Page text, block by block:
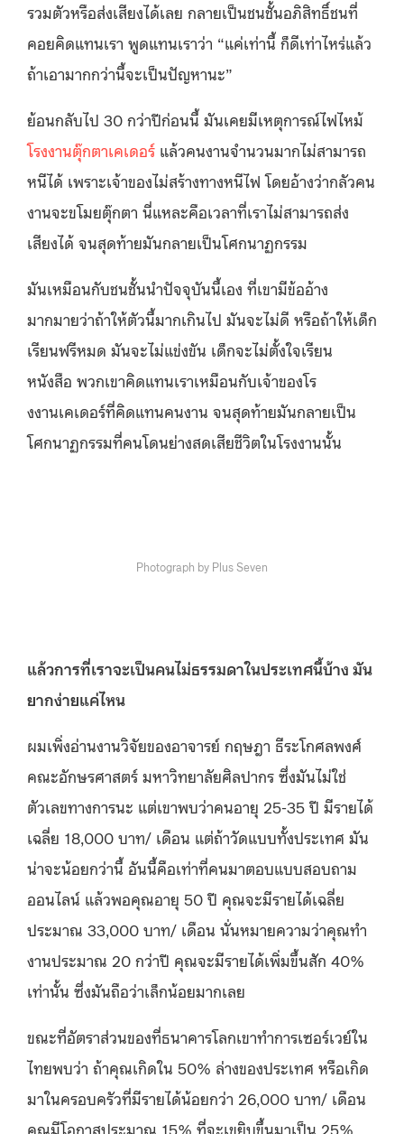
รวมตัวหรือส่งเสียงได้เลย กลายเป็นชนชั้นอภิสิทธิ์ชนที่
คอยคิดแทนเรา พูดแทนเราว่า “แค่เท่านี้ ก็ดีเท่าไหร่แล้ว
ถ้าเอามากกว่านี้จะเป็นปัญหานะ”
ย้อนกลับไป 30 กว่าปีก่อนนี้ มันเคยมีเหตุการณ์ไฟไหม้
โรงงานตุ๊กตาเคเดอร์ แล้วคนงานจำนวนมากไม่สามารถ
หนีได้ เพราะเจ้าของไม่สร้างทางหนีไฟ โดยอ้างว่ากลัวคน
งานจะขโมยตุ๊กตา นี่แหละคือเวลาที่เราไม่สามารถส่ง
เสียงได้ จนสุดท้ายมันกลายเป็นโศกนาฏกรรม
มันเหมือนกับชนชั้นนําปัจจุบันนี้เอง ที่เขามีข้ออ้าง
มากมายว่าถ้าให้ตัวนี้มากเกินไป มันจะไม่ดี หรือถ้าให้เด็ก
เรียนฟรีหมด มันจะไม่แข่งขัน เด็กจะไม่ตั้งใจเรียน
หนังสือ พวกเขาคิดแทนเราเหมือนกับเจ้าของโร
งงานเคเดอร์ที่คิดแทนคนงาน จนสุดท้ายมันกลายเป็น
โศกนาฏกรรมที่คนโดนย่างสดเสียชีวิตในโรงงานนั้น
Photograph by Plus Seven
แล้วการที่เราจะเป็นคนไม่ธรรมดาในประเทศนี้บ้าง มัน
ยากง่ายแค่ไหน
ผมเพิ่งอ่านงานวิจัยของอาจารย์ กฤษฎา ธีระโกศลพงศ์
คณะอักษรศาสตร์ มหาวิทยาลัยศิลปากร ซึ่งมันไม่ใช่
ตัวเลขทางการนะ แต่เขาพบว่าคนอายุ 25-35 ปี มีรายได้
เฉลี่ย 18,000 บาท/ เดือน แต่ถ้าวัดแบบทั้งประเทศ มัน
น่าจะน้อยกว่านี้ อันนี้คือเท่าที่คนมาตอบแบบสอบถาม
ออนไลน์ แล้วพอคุณอายุ 50 ปี คุณจะมีรายได้เฉลี่ย
ประมาณ 33,000 บาท/ เดือน นั่นหมายความว่าคุณทํา
งานประมาณ 20 กว่าปี คุณจะมีรายได้เพิ่มขึ้นสัก 40%
เท่านั้น ซึ่งมันถือว่าเล็กน้อยมากเลย
ขณะที่อัตราส่วนของที่ธนาคารโลกเขาทําการเซอร์เวย์ใน
ไทยพบว่า ถ้าคุณเกิดใน 50% ล่างของประเทศ หรือเกิด
มาในครอบครัวที่มีรายได้น้อยกว่า 26,000 บาท/ เดือน
คุณมีโอกาสประมาณ 15% ที่จะเขยิบขึ้นมาเป็น 25%